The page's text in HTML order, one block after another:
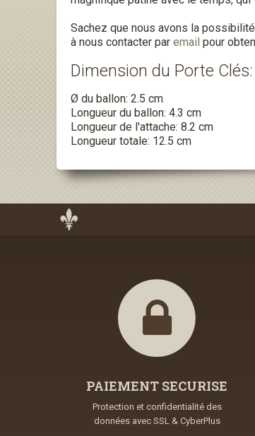
Sachez que nous avons la
à nous contacter par email pour
Dimension du Porte Clés:
Ø du ballon: 2.5 cm
Longueur du ballon: 4.3 cm
Longueur de l'attache: 8.2 cm
Longueur totale: 12.5 cm
PAIEMENT SECURISE
Protection et confidentialité des
données avec SSL & CyberPlus